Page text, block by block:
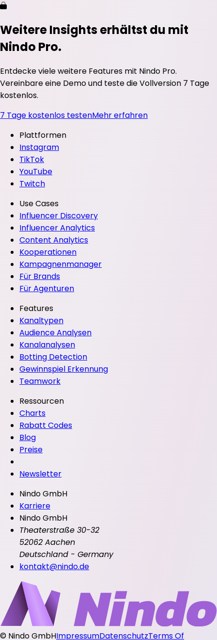
Weitere Insights erhältst du mit
Nindo Pro.
Entdecke viele weitere Features mit Nindo Pro.
Vereinbare eine Demo und teste die Vollversion 7 Tage
kostenlos.
7 Tage kostenlos testenMehr erfahren
Plattformen
Instagram
TikTok
YouTube
Twitch
Use Cases
Influencer Discovery
Influencer Analytics
Content Analytics
Kooperationen
Kampagnenmanager
Für Brands
Für Agenturen
Features
Kanaltypen
Audience Analysen
Kanalanalysen
Botting Detection
Gewinnspiel Erkennung
Teamwork
Ressourcen
Charts
Rabatt Codes
Blog
Preise
Newsletter
Nindo GmbH
Karriere
Nindo GmbH
Theaterstraße 30-32
52062 Aachen
Deutschland - Germany
kontakt@nindo.de
© Nindo GmbHImpressumDatenschutzTerms Of